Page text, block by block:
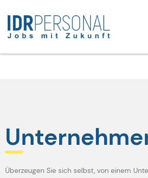
Überzeugen Sie sich selbst, von einem